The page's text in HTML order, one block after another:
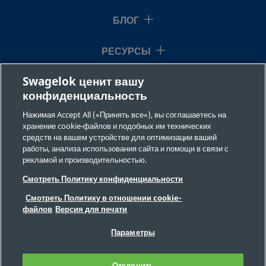
B-400-7-2 Латунь 1/4 дюйма
Трубный
фитинг
Swagelok®
B-400-7-4 Латунь 1/4 дюйма
БЛОГ
РЕСУРСЫ
О НАС
Конфиденциальность
Юридическая информация
ВЫХОДНЫЕ ДАННЫЕ
Часто задаваемые вопросы
Swagelok ценит вашу
конфиденциальность
Нажимая Accept All («Принять все»), вы соглашаетесь на
хранение cookie-файлов и подобных им технических
средств на вашем устройстве для оптимизации вашей
работы, анализа использования сайта и помощи в связи с
рекламой и производительностью.
Смотреть Политику конфиденциальности
Смотреть Политику в отношении cookie-
файлов Версия для печати
Параметры